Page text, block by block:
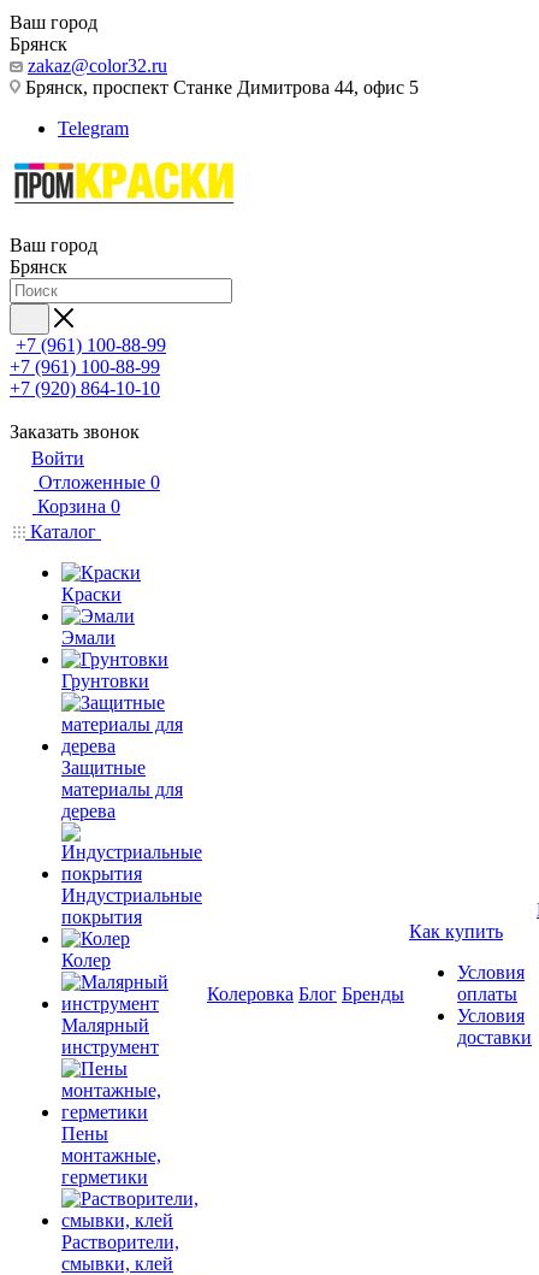
Ваш город
Брянск
zakaz@color32.ru
Брянск, проспект Станке Димитрова 44, офис 5
Telegram
Ваш город
Брянск
+7 (961) 100-88-99
+7 (961) 100-88-99
+7 (920) 864-10-10
Заказать звонок
Войти
Отложенные 0
Корзина 0
Каталог
Краски
Эмали
Грунтовки
Защитные
материалы для
дерева
Индустриальные
покрытия
Колер
Малярный
инструмент
Пены
монтажные,
герметики
Растворители,
смывки, клей
Колеровка Блог Бренды
Как купить
Условия
оплаты
Условия
доставки